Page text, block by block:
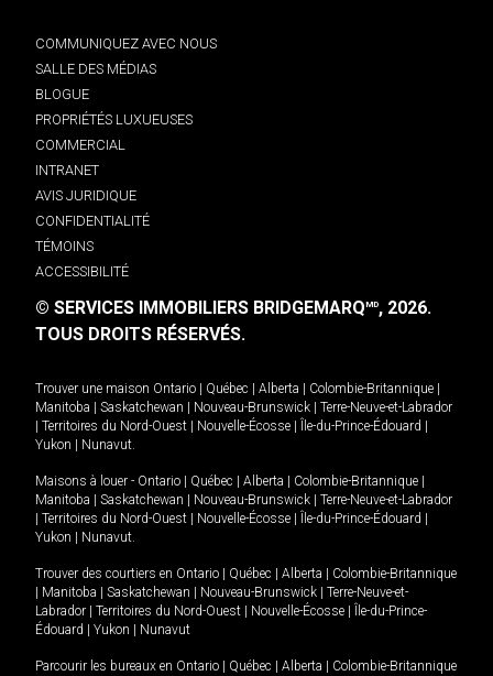
COMMUNIQUEZ AVEC NOUS
SALLE DES MÉDIAS
BLOGUE
PROPRIÉTÉS LUXUEUSES
COMMERCIAL
INTRANET
AVIS JURIDIQUE
CONFIDENTIALITÉ
TÉMOINS
ACCESSIBILITÉ
© SERVICES IMMOBILIERS BRIDGEMARQMD, 2026.
TOUS DROITS RÉSERVÉS.
Trouver une maison Ontario Québec Alberta Colombie-Britannique
Manitoba
Saskatchewan Nouveau-Brunswick
Terre-Neuve-et-Labrador
Territoires du Nord-Ouest Nouvelle-Écosse Île-du-Prince-Édouard
Yukon
Nunavut.
Maisons à louer - Ontario Québec Alberta Colombie-Britannique
Manitoba
Saskatchewan Nouveau-Brunswick
Terre-Neuve-et-Labrador
Territoires du Nord-Ouest Nouvelle-Écosse Île-du-Prince-Édouard
Yukon
Nunavut.
Trouver des courtiers en Ontario Québec Alberta
Colombie-Britannique
Manitoba Saskatchewan Nouveau-Brunswick
Terre-Neuve-et-
Labrador
Territoires du Nord-Ouest Nouvelle-Écosse
Île-du-Prince-
Édouard
Yukon Nunavut
Parcourir les bureaux en Ontario Québec Alberta
Colombie-Britannique